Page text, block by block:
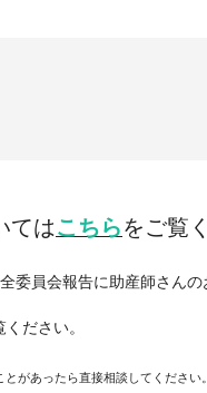
てはこちらをご覧
委員会報告に助産師さんの
ください。
とがあったら直接相談してください